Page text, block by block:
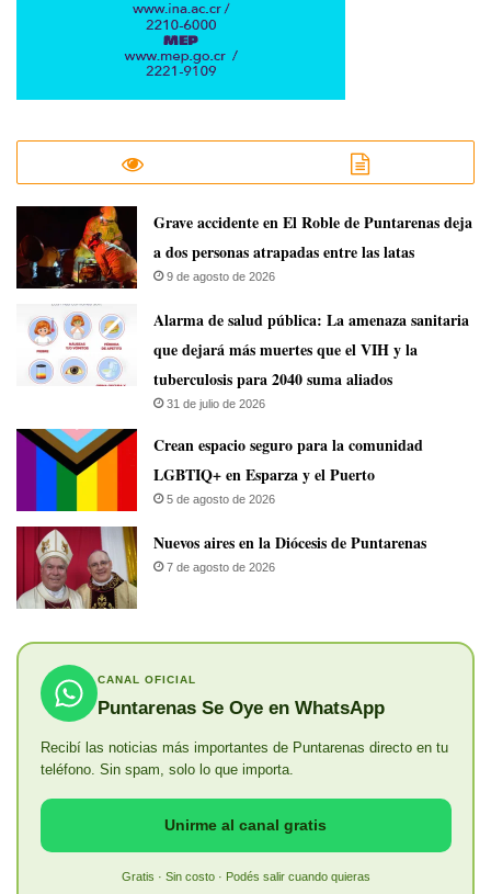
Grave accidente en El Roble de Puntarenas deja
a dos personas atrapadas entre las latas
9 de agosto de 2026
​Alarma de salud pública: La amenaza sanitaria
que dejará más muertes que el VIH y la
tuberculosis para 2040 suma aliados
31 de julio de 2026
Crean espacio seguro para la comunidad
LGBTIQ+ en Esparza y el Puerto
5 de agosto de 2026
​Nuevos aires en la Diócesis de Puntarenas
7 de agosto de 2026
CANAL OFICIAL
Puntarenas Se Oye en WhatsApp
Recibí las noticias más importantes de Puntarenas directo en tu
teléfono. Sin spam, solo lo que importa.
Unirme al canal gratis
Gratis · Sin costo · Podés salir cuando quieras